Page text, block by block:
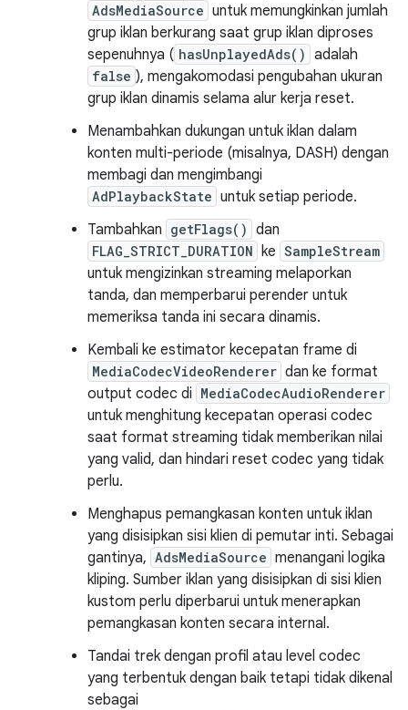
AdsMediaSource untuk memungkinkan jumlah
grup iklan berkurang saat grup iklan diproses
sepenuhnya ( hasUnplayedAds() adalah
false ), mengakomodasi pengubahan ukuran
grup iklan dinamis selama alur kerja reset.
Menambahkan dukungan untuk iklan dalam
konten multi-periode (misalnya, DASH) dengan
membagi dan mengimbangi
AdPlaybackState untuk setiap periode.
Tambahkan getFlags() dan
FLAG_STRICT_DURATION ke SampleStream
untuk mengizinkan streaming melaporkan
tanda, dan memperbarui perender untuk
memeriksa tanda ini secara dinamis.
Kembali ke estimator kecepatan frame di
MediaCodecVideoRenderer dan ke format
output codec di MediaCodecAudioRenderer
untuk menghitung kecepatan operasi codec
saat format streaming tidak memberikan nilai
yang valid, dan hindari reset codec yang tidak
perlu.
Menghapus pemangkasan konten untuk iklan
yang disisipkan sisi klien di pemutar inti. Sebagai
gantinya, AdsMediaSource menangani logika
kliping. Sumber iklan yang disisipkan di sisi klien
kustom perlu diperbarui untuk menerapkan
pemangkasan konten secara internal.
Tandai trek dengan profil atau level codec
yang terbentuk dengan baik tetapi tidak dikenal
sebagai